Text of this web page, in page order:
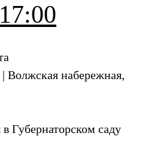
Волжская набережная,
Губернаторском саду